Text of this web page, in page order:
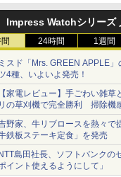
Impress Watchシリーズ
24時間 1週間
スド「Mrs. GREEN APPLE」
4種、いよいよ発売！
家電レビュー】手ごわい雑草
の草刈機で完全勝利 掃除機
野家、牛リブロースを熱々で
鉄板ステーキ定食」を発売
島田社長、ソフトバンクの
イント使えるようにして」